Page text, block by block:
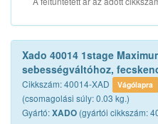
Xado 40014 1stage
sebességváltóhoz,
Cikkszám: 40014-XAD Vágólapra
(csomagolási súly: 0.03 kg.)
Gyártó:XADO (gyártói cikkszám: